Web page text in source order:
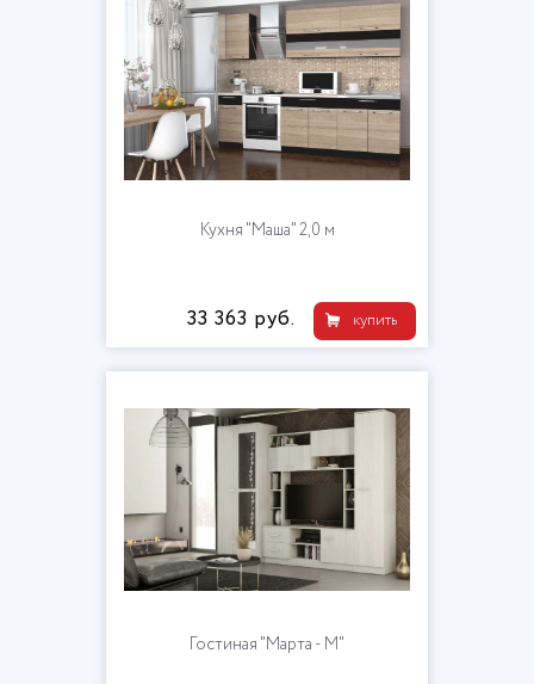
Кухня "Маша" 2,0 м
купить
33 363 руб.
Гостиная "Марта - М"